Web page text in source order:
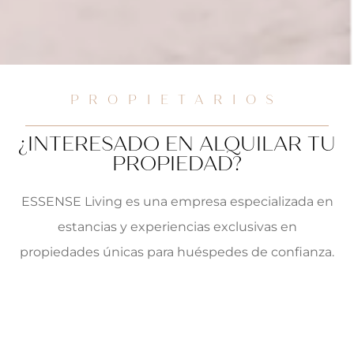
PROPIETARIOS
¿INTERESADO EN ALQUILAR TU
PROPIEDAD?
ESSENSE Living es una empresa especializada en
estancias y experiencias exclusivas en
propiedades únicas para huéspedes de confianza.